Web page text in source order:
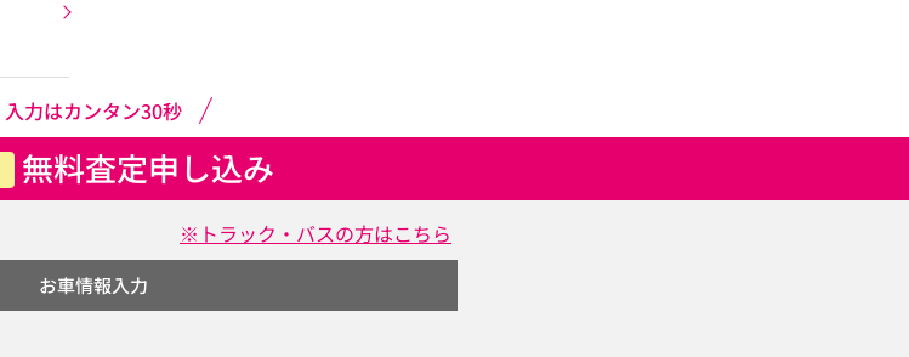
入力はカンタン30秒
無料査定申し込み
※トラック・バスの方はこちら
お車情報入力